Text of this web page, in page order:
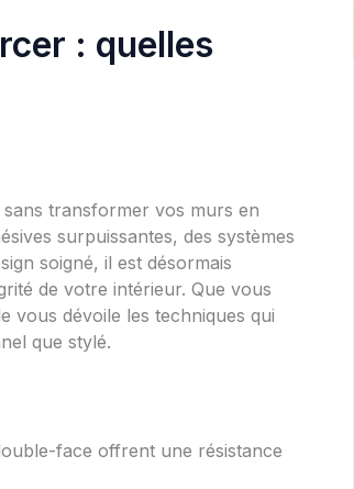
: quelles
transformer vos murs en
surpuissantes, des systèmes
soigné, il est désormais
de votre intérieur. Que vous
vous dévoile les techniques qui
que stylé.
face offrent une résistance